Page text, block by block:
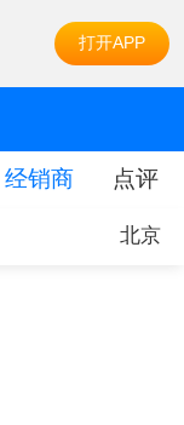
打开APP
经销商 点评
北京